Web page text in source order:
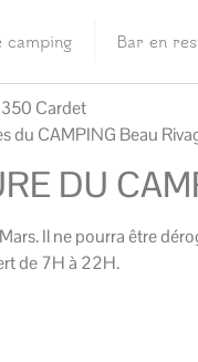
camping Bar en
Cardet
du CAMPING Beau
DU
Il ne pourra être
de 7H à 22H.